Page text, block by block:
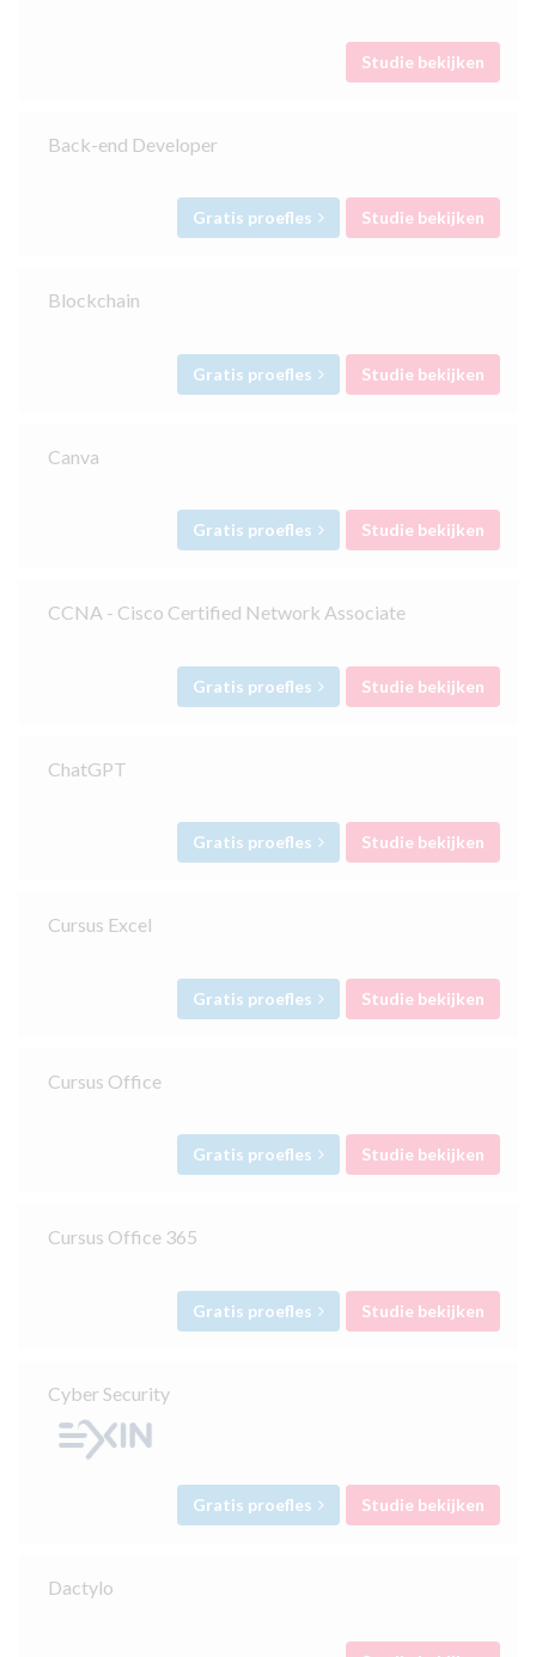
Studie bekijken
Back-end Developer
Gratis proefles Studie bekijken
Blockchain
Gratis proefles Studie bekijken
Canva
Gratis proefles Studie bekijken
CCNA - Cisco Certified Network Associate
Gratis proefles Studie bekijken
ChatGPT
Gratis proefles Studie bekijken
Cursus Excel
Gratis proefles Studie bekijken
Cursus Office
Gratis proefles Studie bekijken
Cursus Office 365
Gratis proefles Studie bekijken
Cyber Security
Gratis proefles Studie bekijken
Dactylo